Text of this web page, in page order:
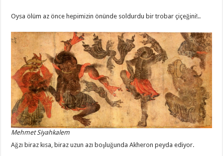
Oysa ölüm az önce hepimizin önünde soldurdu bir trobar çiçeğini!..
Mehmet Siyahkalem
Ağzı biraz kısa, biraz uzun azı boşluğunda Akheron peyda ediyor.